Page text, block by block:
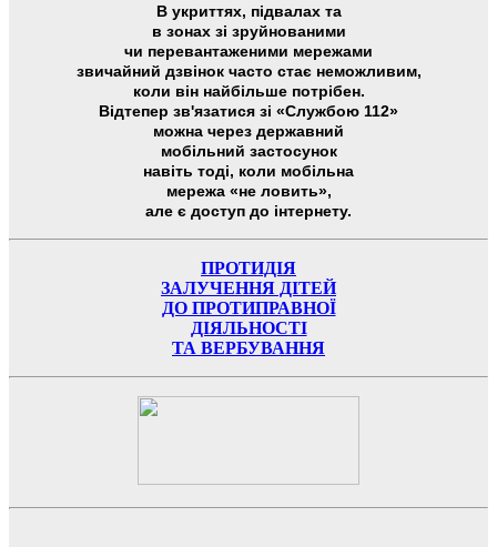
В укриттях, підвалах та
в зонах зі зруйнованими
чи перевантаженими мережами
звичайний дзвінок часто стає неможливим,
коли він найбільше потрібен.
Відтепер зв'язатися зі «Службою 112»
можна через державний
мобільний застосунок
навіть тоді, коли мобільна
мережа «не ловить»,
але є доступ до інтернету.
ПРОТИДІЯ
ЗАЛУЧЕННЯ ДІТЕЙ
ДО ПРОТИПРАВНОЇ
ДІЯЛЬНОСТІ
ТА ВЕРБУВАННЯ